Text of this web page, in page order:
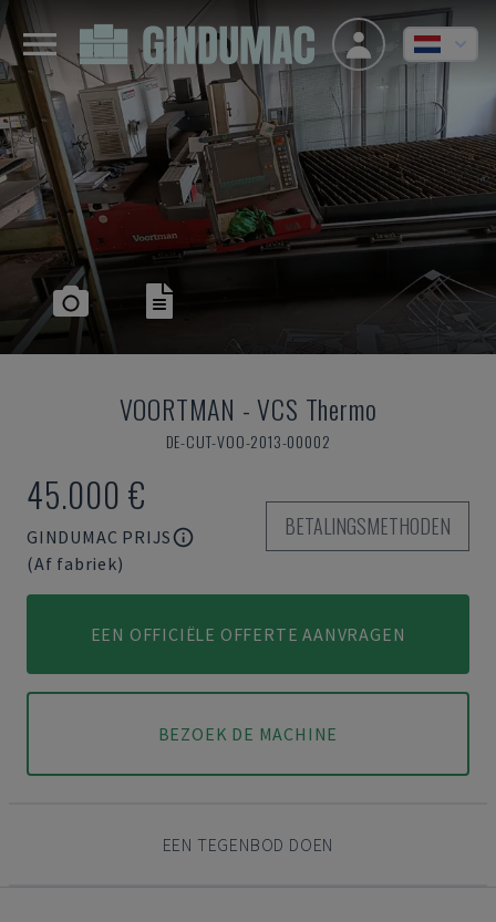
VOORTMAN -VCS Thermo
DE-CUT-VOO-2013-00002
45.000 €
GINDUMAC PRIJS
(Af fabriek)
BETALINGSMETHODEN
EEN OFFICIËLE OFFERTE AANVRAGEN
BEZOEK DE MACHINE
EEN TEGENBOD DOEN